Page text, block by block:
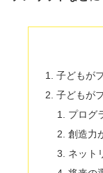
子どもが
子どもが
プログ
創造力
ネット